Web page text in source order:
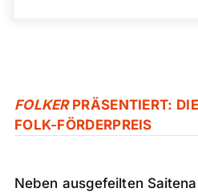
FOLKERPRÄSENTIERT:
FOLK-FÖRDERPREIS
Neben ausgefeilten